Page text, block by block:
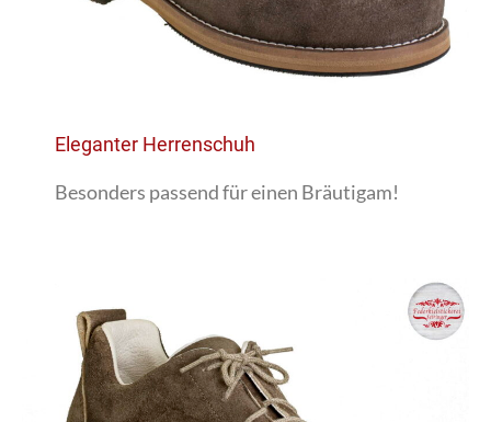
Eleganter Herrenschuh
Besonders passend für einen Bräutigam!